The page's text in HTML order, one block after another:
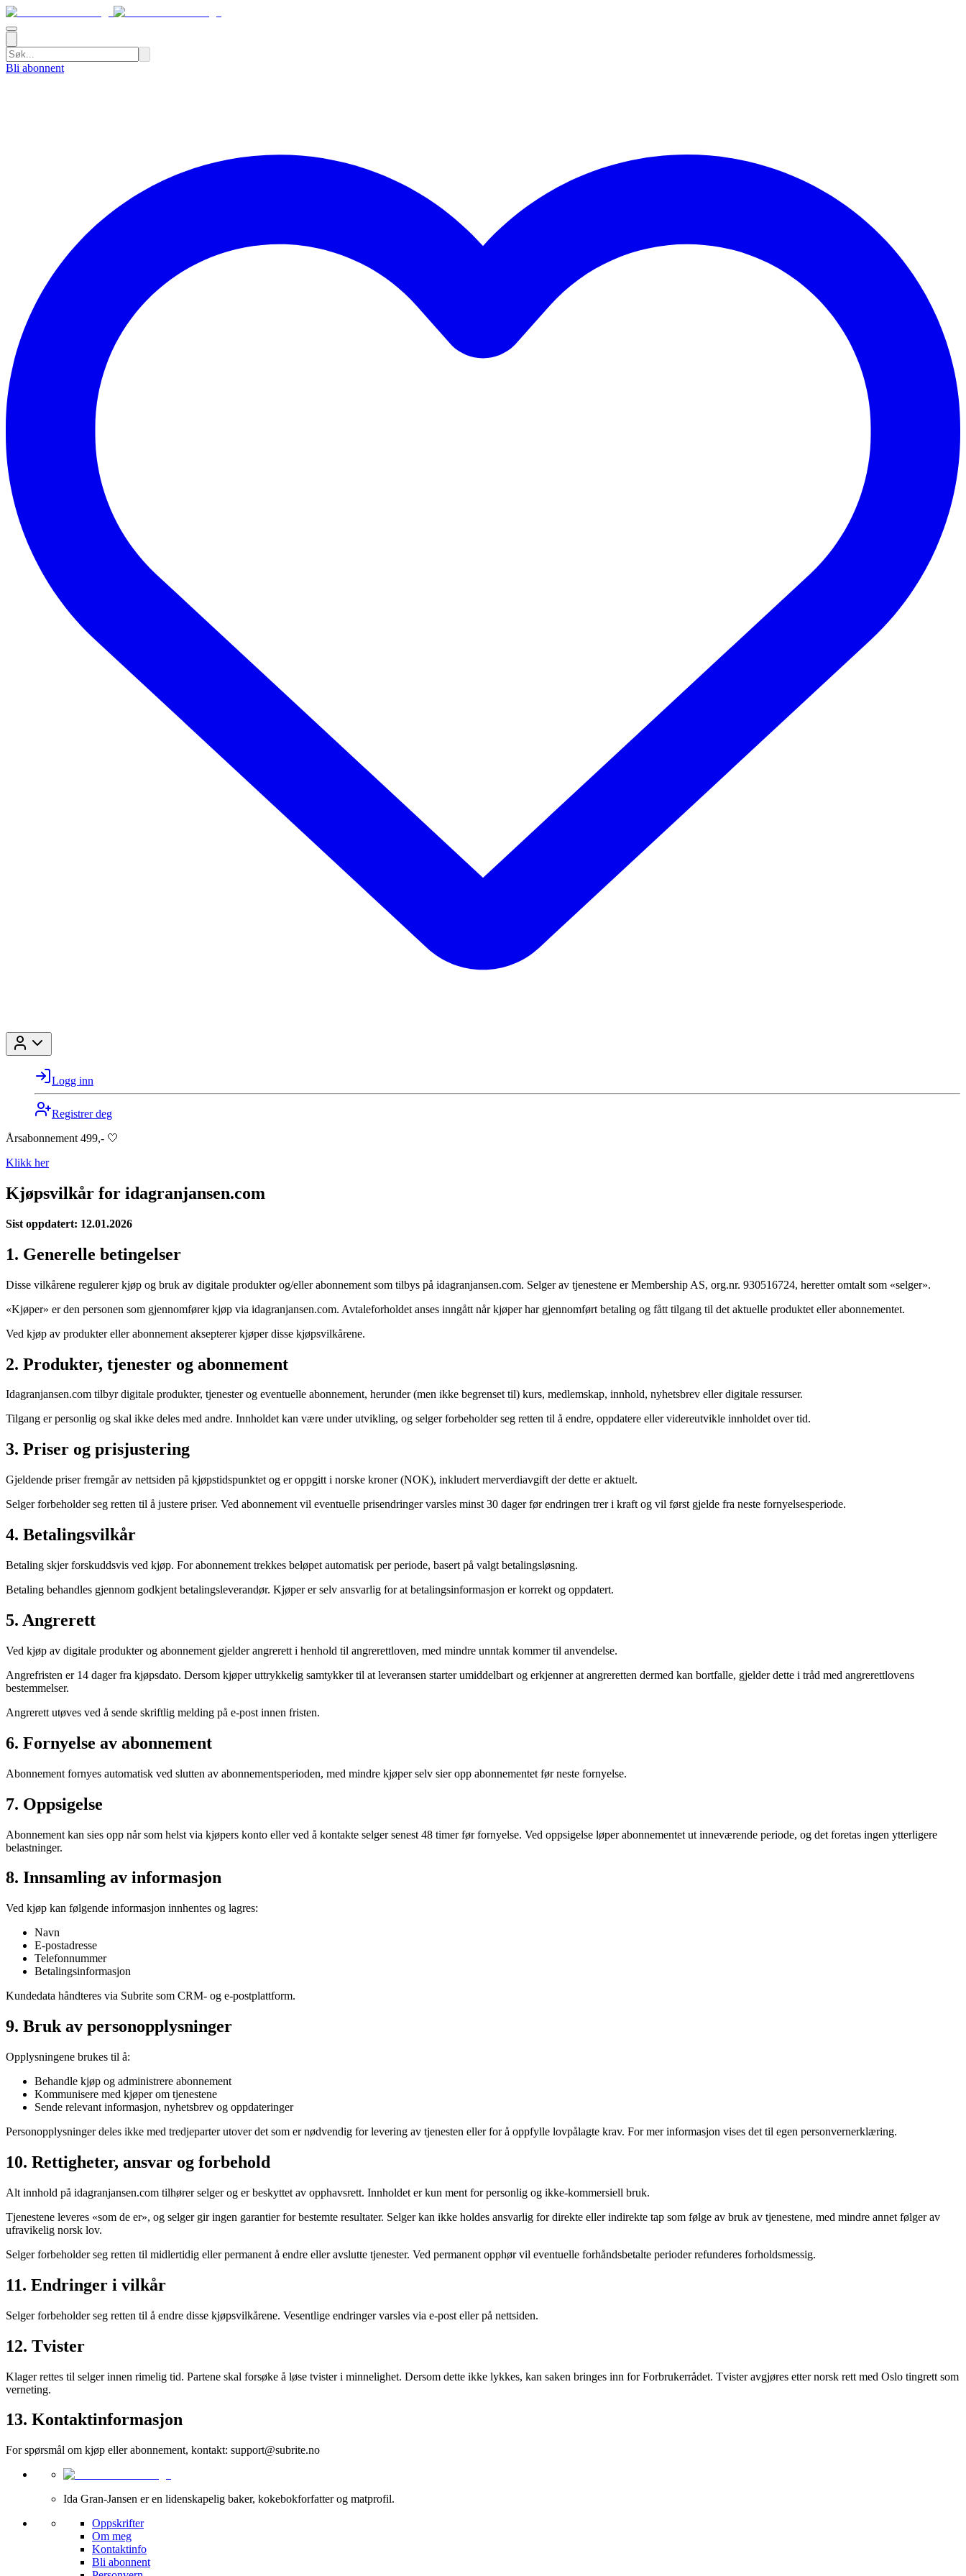
Bli abonnent
Logg inn
Registrer deg
Årsabonnement 499,- 🤍
Klikk her
Kjøpsvilkår for idagranjansen.com
Sist oppdatert: 12.01.2026
1. Generelle betingelser
Disse vilkårene regulerer kjøp og bruk av digitale produkter og/eller abonnement som tilbys på idagranjansen.com. Selger av tjenestene er Membership AS, org.nr. 930516724, heretter omtalt som «selger».
«Kjøper» er den personen som gjennomfører kjøp via idagranjansen.com. Avtaleforholdet anses inngått når kjøper har gjennomført betaling og fått tilgang til det aktuelle produktet eller abonnementet.
Ved kjøp av produkter eller abonnement aksepterer kjøper disse kjøpsvilkårene.
2. Produkter, tjenester og abonnement
Idagranjansen.com tilbyr digitale produkter, tjenester og eventuelle abonnement, herunder (men ikke begrenset til) kurs, medlemskap, innhold, nyhetsbrev eller digitale ressurser.
Tilgang er personlig og skal ikke deles med andre. Innholdet kan være under utvikling, og selger forbeholder seg retten til å endre, oppdatere eller videreutvikle innholdet over tid.
3. Priser og prisjustering
Gjeldende priser fremgår av nettsiden på kjøpstidspunktet og er oppgitt i norske kroner (NOK), inkludert merverdiavgift der dette er aktuelt.
Selger forbeholder seg retten til å justere priser. Ved abonnement vil eventuelle prisendringer varsles minst 30 dager før endringen trer i kraft og vil først gjelde fra neste fornyelsesperiode.
4. Betalingsvilkår
Betaling skjer forskuddsvis ved kjøp. For abonnement trekkes beløpet automatisk per periode, basert på valgt betalingsløsning.
Betaling behandles gjennom godkjent betalingsleverandør. Kjøper er selv ansvarlig for at betalingsinformasjon er korrekt og oppdatert.
5. Angrerett
Ved kjøp av digitale produkter og abonnement gjelder angrerett i henhold til angrerettloven, med mindre unntak kommer til anvendelse.
Angrefristen er 14 dager fra kjøpsdato. Dersom kjøper uttrykkelig samtykker til at leveransen starter umiddelbart og erkjenner at angreretten dermed kan bortfalle, gjelder dette i tråd med angrerettlovens
bestemmelser.
Angrerett utøves ved å sende skriftlig melding på e-post innen fristen.
6. Fornyelse av abonnement
Abonnement fornyes automatisk ved slutten av abonnementsperioden, med mindre kjøper selv sier opp abonnementet før neste fornyelse.
7. Oppsigelse
Abonnement kan sies opp når som helst via kjøpers konto eller ved å kontakte selger senest 48 timer før fornyelse. Ved oppsigelse løper abonnementet ut inneværende periode, og det foretas ingen ytterligere
belastninger.
8. Innsamling av informasjon
Ved kjøp kan følgende informasjon innhentes og lagres:
Navn
E-postadresse
Telefonnummer
Betalingsinformasjon
Kundedata håndteres via Subrite som CRM- og e-postplattform.
9. Bruk av personopplysninger
Opplysningene brukes til å:
Behandle kjøp og administrere abonnement
Kommunisere med kjøper om tjenestene
Sende relevant informasjon, nyhetsbrev og oppdateringer
Personopplysninger deles ikke med tredjeparter utover det som er nødvendig for levering av tjenesten eller for å oppfylle lovpålagte krav. For mer informasjon vises det til egen personvernerklæring.
10. Rettigheter, ansvar og forbehold
Alt innhold på idagranjansen.com tilhører selger og er beskyttet av opphavsrett. Innholdet er kun ment for personlig og ikke-kommersiell bruk.
Tjenestene leveres «som de er», og selger gir ingen garantier for bestemte resultater. Selger kan ikke holdes ansvarlig for direkte eller indirekte tap som følge av bruk av tjenestene, med mindre annet følger av
ufravikelig norsk lov.
Selger forbeholder seg retten til midlertidig eller permanent å endre eller avslutte tjenester. Ved permanent opphør vil eventuelle forhåndsbetalte perioder refunderes forholdsmessig.
11. Endringer i vilkår
Selger forbeholder seg retten til å endre disse kjøpsvilkårene. Vesentlige endringer varsles via e-post eller på nettsiden.
12. Tvister
Klager rettes til selger innen rimelig tid. Partene skal forsøke å løse tvister i minnelighet. Dersom dette ikke lykkes, kan saken bringes inn for Forbrukerrådet. Tvister avgjøres etter norsk rett med Oslo tingrett som
verneting.
13. Kontaktinformasjon
For spørsmål om kjøp eller abonnement, kontakt: support@subrite.no
Ida Gran-Jansen er en lidenskapelig baker, kokebokforfatter og matprofil.
Oppskrifter
Om meg
Kontaktinfo
Bli abonnent